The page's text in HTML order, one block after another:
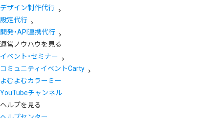
デザイン制作代行
設定代行
開発・API連携代行
運営ノウハウを見る
イベント・セミナー
コミュニティイベントCarty
よむよむカラーミー
YouTubeチャンネル
ヘルプを見る